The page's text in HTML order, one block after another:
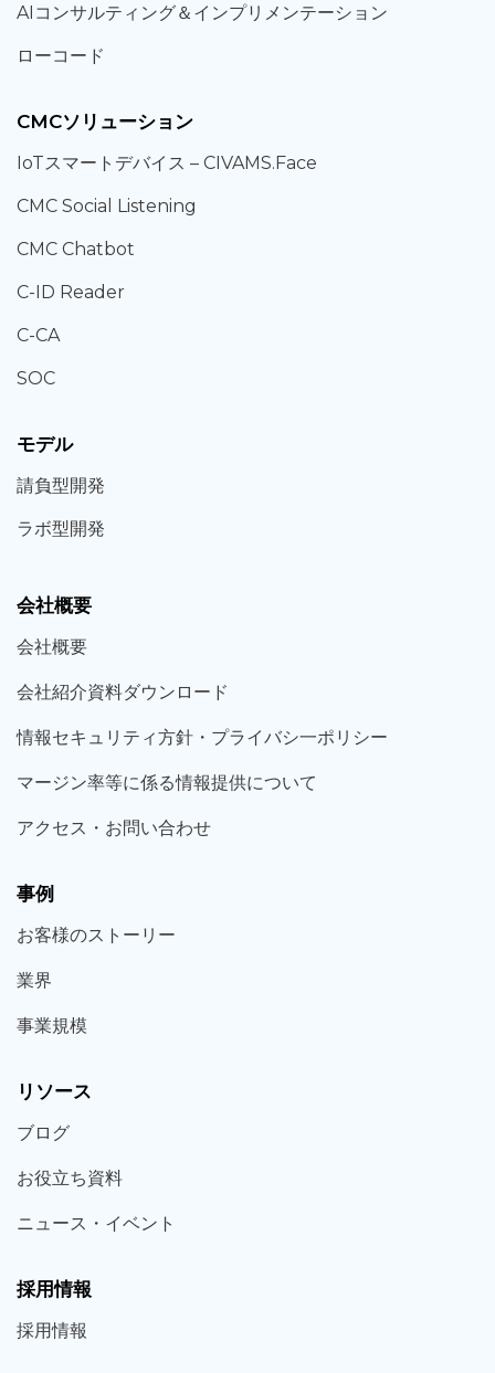
AIコンサルティング＆ インプリメンテーション
ローコード
CMCソリューション
IoTスマートデバイス – CIVAMS.Face
CMC Social Listening
CMC Chatbot
C-ID Reader
C-CA
SOC
モデル
請負型開発
ラボ型開発
会社概要
会社概要
会社紹介資料ダウンロード
情報セキュリティ方針・プライバシ一ポリシー
マージン率等に係る情報提供について
アクセス・お問い合わせ
事例
お客様のストーリー
業界
事業規模
リソース
ブログ
お役立ち資料
ニュース・ イベント
採用情報
採用情報